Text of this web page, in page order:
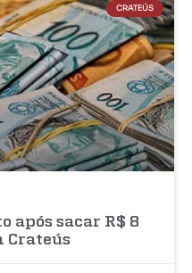
CRATEÚS
após sacar R$ 8
Crateús